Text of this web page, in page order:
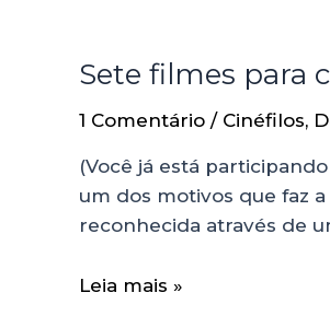
Sete filmes para
1 Comentário / Cinéfilos,
(Você já está
um dos motivos que faz
reconhecida através de
Leia mais »